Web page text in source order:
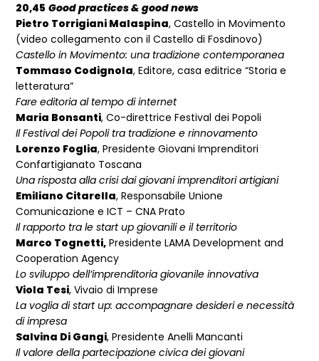
20,45 Good practices & good news
Pietro Torrigiani Malaspina, Castello in Movimento
(video collegamento con il Castello di Fosdinovo)
Castello in Movimento: una tradizione contemporanea
Tommaso Codignola, Editore, casa editrice “Storia e
letteratura”
Fare editoria al tempo di internet
Maria Bonsanti, Co-direttrice Festival dei Popoli
Il Festival dei Popoli tra tradizione e rinnovamento
Lorenzo Foglia, Presidente Giovani Imprenditori
Confartigianato Toscana
Una risposta alla crisi dai giovani imprenditori artigiani
Emiliano Citarella, Responsabile Unione
Comunicazione e ICT – CNA Prato
Il rapporto tra le start up giovanili e il territorio
Marco Tognetti, Presidente LAMA Development and
Cooperation Agency
Lo sviluppo dell’imprenditoria giovanile innovativa
Viola Tesi, Vivaio di Imprese
La voglia di start up: accompagnare desideri e necessità
di impresa
Salvina Di Gangi, Presidente Anelli Mancanti
Il valore della partecipazione civica dei giovani